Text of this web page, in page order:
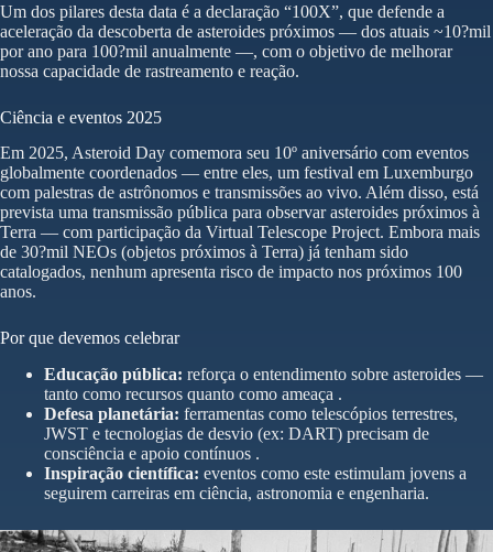
Um dos pilares desta data é a declaração “100X”, que defende a
aceleração da descoberta de asteroides próximos — dos atuais ~10?mil
por ano para 100?mil anualmente —, com o objetivo de melhorar
nossa capacidade de rastreamento e reação.
Ciência e eventos 2025
Em 2025, Asteroid Day comemora seu 10º aniversário com eventos
globalmente coordenados — entre eles, um festival em Luxemburgo
com palestras de astrônomos e transmissões ao vivo. Além disso, está
prevista uma transmissão pública para observar asteroides próximos à
Terra — com participação da Virtual Telescope Project. Embora mais
de 30?mil NEOs (objetos próximos à Terra) já tenham sido
catalogados, nenhum apresenta risco de impacto nos próximos 100
anos.
Por que devemos celebrar
Educação pública: reforça o entendimento sobre asteroides —
tanto como recursos quanto como ameaça .
Defesa planetária: ferramentas como telescópios terrestres,
JWST e tecnologias de desvio (ex: DART) precisam de
consciência e apoio contínuos .
Inspiração científica: eventos como este estimulam jovens a
seguirem carreiras em ciência, astronomia e engenharia.